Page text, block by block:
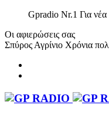
Gpradio Nr.1 Για νέα
Οι αφιερώσεις σας
Σπύρος Αγρίνιο Χρόνια